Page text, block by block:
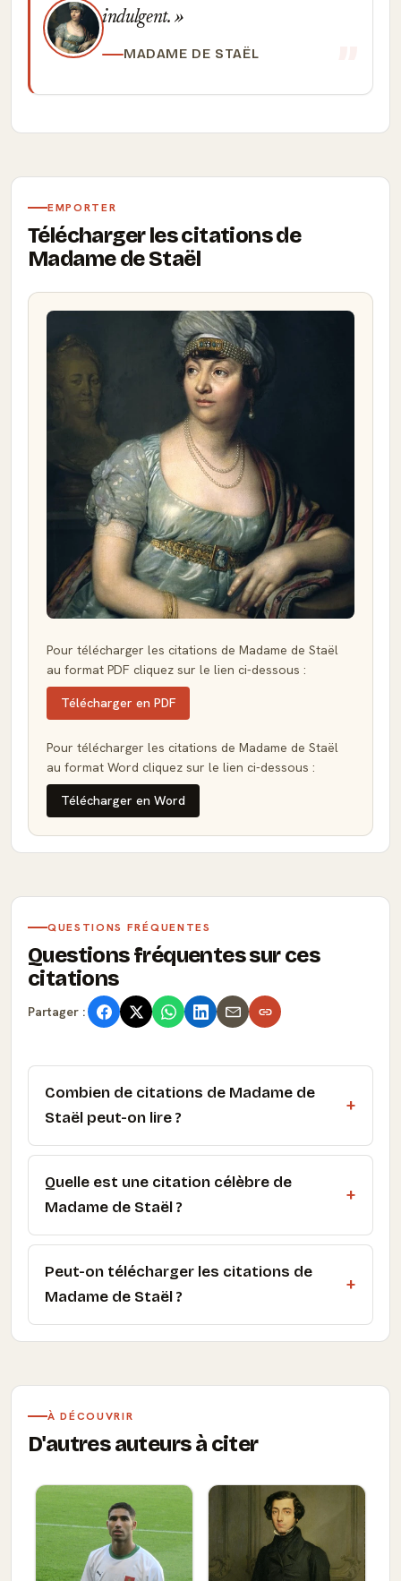
indulgent.
MADAME DE STAËL
EMPORTER
Télécharger les citations de
Madame de Staël
Pour télécharger les citations de Madame de Staël
au format PDF cliquez sur le lien ci-dessous :
Télécharger en PDF
Pour télécharger les citations de Madame de Staël
au format Word cliquez sur le lien ci-dessous :
Télécharger en Word
QUESTIONS FRÉQUENTES
Questions fréquentes sur ces
citations
Partager :
Combien de citations de Madame de
Staël peut-on lire ?
Quelle est une citation célèbre de
Madame de Staël ?
Peut-on télécharger les citations de
Madame de Staël ?
À DÉCOUVRIR
D'autres auteurs à citer